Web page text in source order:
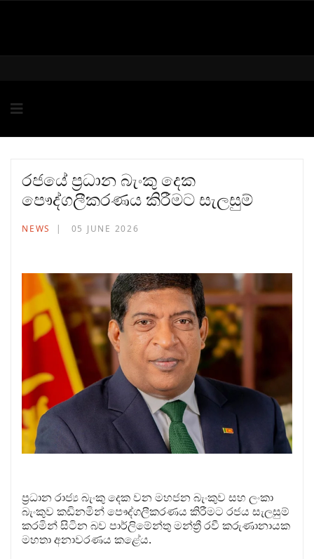
රජයේ ප්‍රධාන බැංකු දෙක
පෞද්ගලීකරණය කිරීමට සැලසුම්
NEWS 05 JUNE 2026
ප්‍රධාන රාජ්‍ය බැංකු දෙක වන මහජන බැංකුව සහ ලංකා
බැංකුව කඩිනමින් පෞද්ගලීකරණය කිරීමට රජය සැලසුම්
කරමින් සිටින බව පාර්ලිමේන්තු මන්ත්‍රී රවී කරුණානායක
මහතා අනාවරණය කළේය.